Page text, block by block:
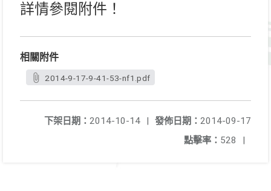
詳情參閱附件！
相關附件
2014-9-17-9-41-53-nf1.pdf
發佈日期： 2014-09-17
下架日期： 2014-10-14
|
點擊率： 528 |